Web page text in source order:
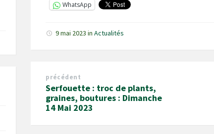
WhatsApp
9 mai 2023inActualités
précédent
Serfouette : troc de plants,
graines, boutures : Dimanche
14 Mai 2023